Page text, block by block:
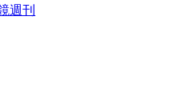
週刊